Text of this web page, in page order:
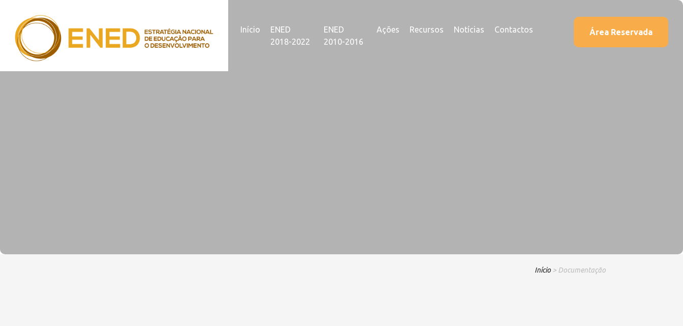
Início
ENED
2018-2022
ENED
2010-2016
Ações Recursos Notícias Contactos Área Reservada
Início > Documentação